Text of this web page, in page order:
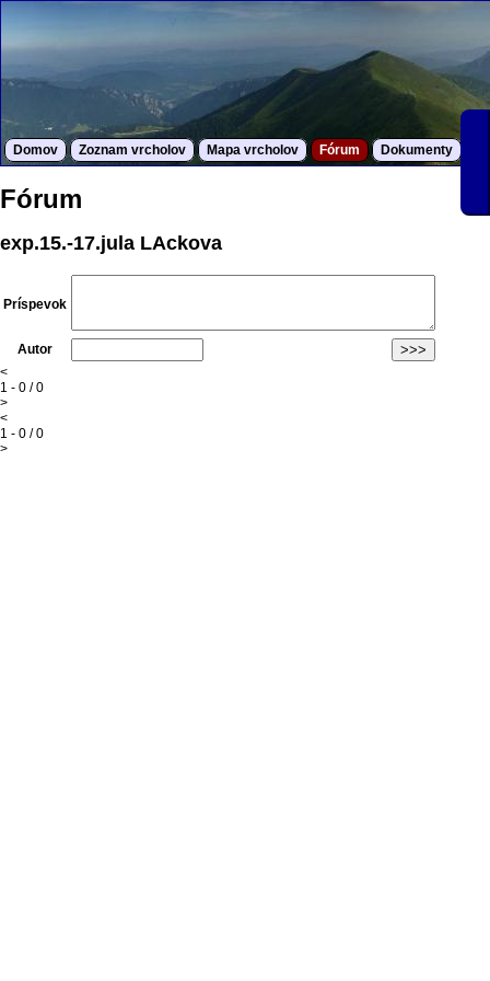
Domov Zoznam vrcholov Mapa vrcholov Fórum Dokumenty
Fórum
exp.15.-17.jula LAckova
Príspevok
Autor
<
1 - 0 / 0
>
<
1 - 0 / 0
>